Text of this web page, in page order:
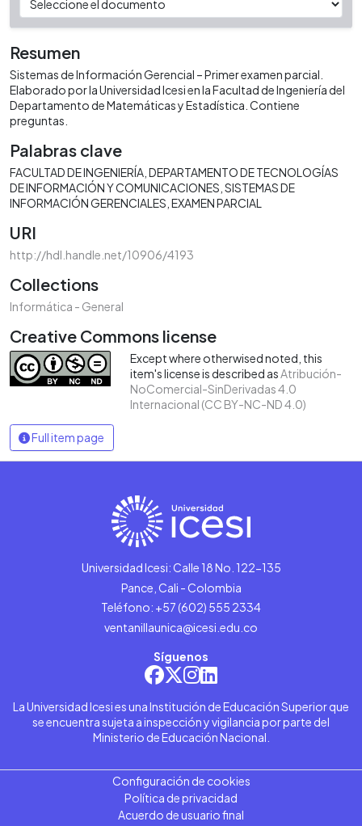
Resumen
Sistemas de Información Gerencial – Primer examen parcial.
Elaborado por la Universidad Icesi en la Facultad de Ingeniería del
Departamento de Matemáticas y Estadística. Contiene
preguntas.
Palabras clave
FACULTAD DE INGENIERÍA DEPARTAMENTO DE TECNOLOGÍAS
DE INFORMACIÓN Y COMUNICACIONES SISTEMAS DE
INFORMACIÓN GERENCIALES EXAMEN PARCIAL
URI
http://hdl.handle.net/10906/4193
Collections
Informática - General
Creative Commons license
Except where otherwised noted, this
item's license is described asAtribución-
NoComercial-SinDerivadas 4.0
Internacional (CC BY-NC-ND 4.0)
Full item page
Universidad Icesi: Calle 18 No. 122-135
Pance, Cali - Colombia
Teléfono: +57 (602) 555 2334
ventanillaunica@icesi.edu.co
Síguenos
La Universidad Icesi es una Institución de Educación Superior que
se encuentra sujeta a inspección y vigilancia por parte del
Ministerio de Educación Nacional.
Configuración de cookies
Política de privacidad
Acuerdo de usuario final